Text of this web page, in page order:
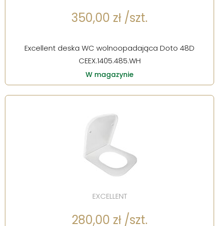
350,00 zł /szt.
Excellent deska WC wolnoopadająca Doto 48D
CEEX.1405.485.WH
W magazynie
EXCELLENT
280,00 zł /szt.